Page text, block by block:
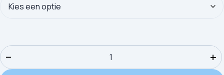
Dekbedovertrek Good Morning Kate aantal
− +